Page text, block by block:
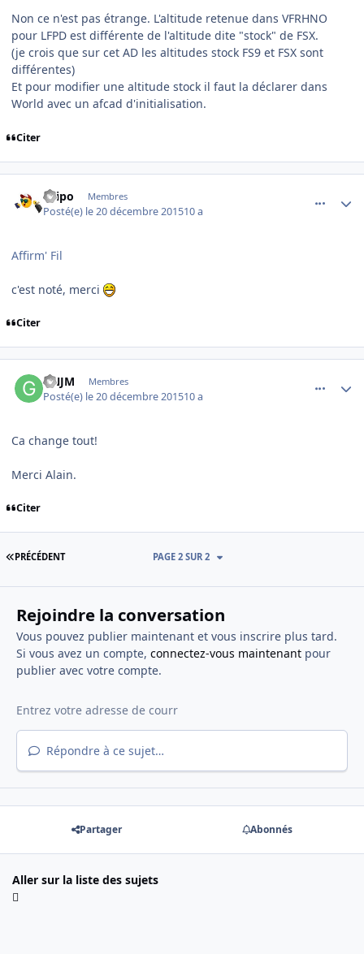
Non ce n'est pas étrange. L'altitude retenue dans VFRHNO
pour LFPD est différente de l'altitude dite "stock" de FSX.
(je crois que sur cet AD les altitudes stock FS9 et FSX sont
différentes)
Et pour modifier une altitude stock il faut la déclarer dans
World avec un afcad d'initialisation.
Citer
Filipo Membres
Posté(e) le 20 décembre 201510 a
Affirm' Fil
c'est noté, merci
Citer
GNJM Membres
Posté(e) le 20 décembre 201510 a
Ca change tout!
Merci Alain.
Citer
PREMIÈRE PAGE
PRÉCÉDENT PAGE 2 SUR 2
Rejoindre la conversation
Vous pouvez publier maintenant et vous inscrire plus tard.
Si vous avez un compte, connectez-vous maintenantpour
publier avec votre compte.
Répondre à ce sujet…
Partager Abonnés
Aller sur la liste des sujets